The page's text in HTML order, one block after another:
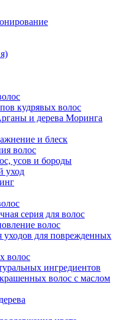
кудрявых волос
и дерева Моринга
и блеск
волос
усов и бороды
уход
серия для волос
волос
для поврежденных
волос
ингредиентов
волос с маслом